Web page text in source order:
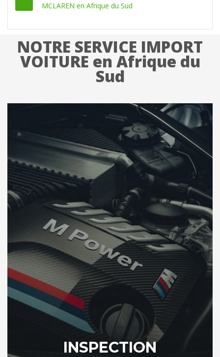
MCLAREN en Afrique du Sud
NOTRE SERVICE IMPORT
VOITURE en Afrique du
Sud
INSPECTION